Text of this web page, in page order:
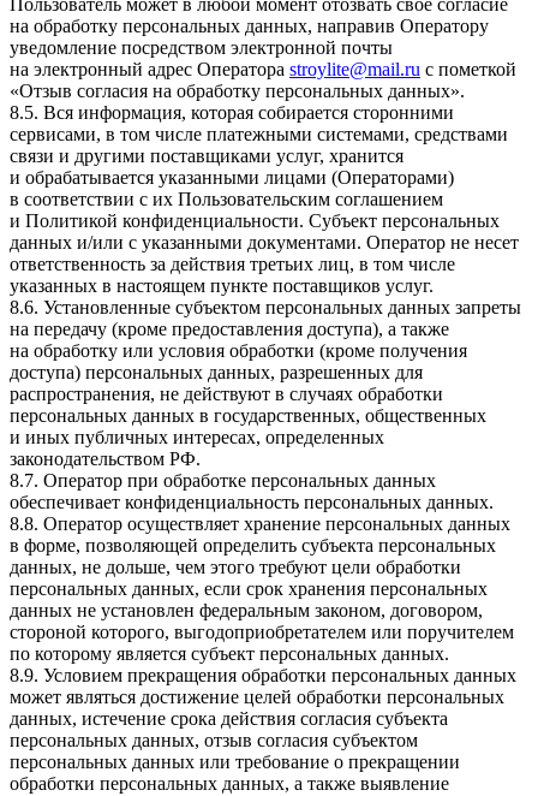
Пользователь может в любой момент отозвать свое согласие
на обработку персональных данных, направив Оператору
уведомление посредством электронной почты
на электронный адрес Оператора stroylite@mail.ru с пометкой
«Отзыв согласия на обработку персональных данных».
8.5. Вся информация, которая собирается сторонними
сервисами, в том числе платежными системами, средствами
связи и другими поставщиками услуг, хранится
и обрабатывается указанными лицами (Операторами)
в соответствии с их Пользовательским соглашением
и Политикой конфиденциальности. Субъект персональных
данных и/или с указанными документами. Оператор не несет
ответственность за действия третьих лиц, в том числе
указанных в настоящем пункте поставщиков услуг.
8.6. Установленные субъектом персональных данных запреты
на передачу (кроме предоставления доступа), а также
на обработку или условия обработки (кроме получения
доступа) персональных данных, разрешенных для
распространения, не действуют в случаях обработки
персональных данных в государственных, общественных
и иных публичных интересах, определенных
законодательством РФ.
8.7. Оператор при обработке персональных данных
обеспечивает конфиденциальность персональных данных.
8.8. Оператор осуществляет хранение персональных данных
в форме, позволяющей определить субъекта персональных
данных, не дольше, чем этого требуют цели обработки
персональных данных, если срок хранения персональных
данных не установлен федеральным законом, договором,
стороной которого, выгодоприобретателем или поручителем
по которому является субъект персональных данных.
8.9. Условием прекращения обработки персональных данных
может являться достижение целей обработки персональных
данных, истечение срока действия согласия субъекта
персональных данных, отзыв согласия субъектом
персональных данных или требование о прекращении
обработки персональных данных, а также выявление